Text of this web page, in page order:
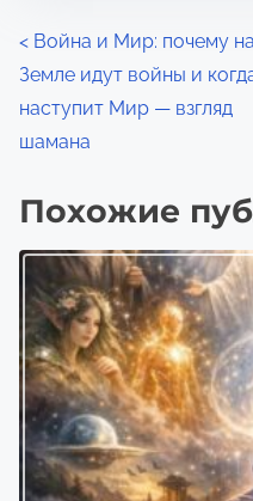
с
ь
ю
в
я
Н
а
в
и
а
ц
и
я
п
< Война и Мир: почему на
Земле идут войны и
наступит Мир — взгляд
шамана
Похожие